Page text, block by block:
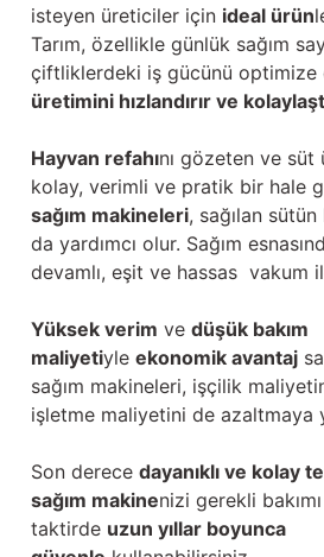
isteyen üreticiler için ideal ürün
Tarım, özellikle günlük sağım
çiftliklerdeki iş gücünü optimize
üretimini hızlandırır ve
Hayvan refahını gözeten ve süt
kolay, verimli ve pratik bir hale
sağım makineleri, sağılan
da yardımcı olur. Sağım
devamlı, eşit ve hassas vakum
Yüksek verim ve düşük bakım
maliyetiyle ekonomik avantaj
sağım makineleri, işçilik
işletme maliyetini de azaltmaya
Son derece dayanıklı ve kolay
sağım makinenizi gerekli bakımı
taktirde uzun yıllar boyunca